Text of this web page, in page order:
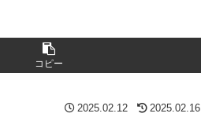
コピー
2025.02.12 2025.02.16